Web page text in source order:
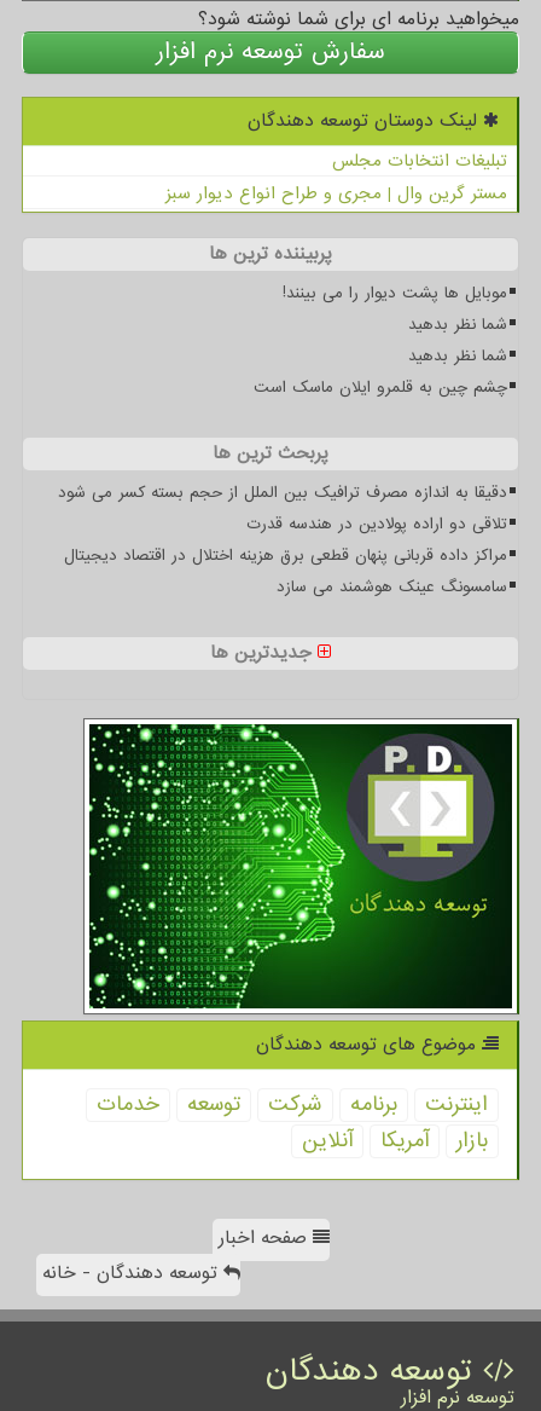
میخواهید برنامه ای برای شما نوشته شود؟
سفارش توسعه نرم افزار
لینک دوستان توسعه دهندگان
تبلیغات انتخابات مجلس
مستر گرین وال | مجری و طراح انواع دیوار سبز
پربیننده ترین ها
موبایل ها پشت دیوار را می بینند!
شما نظر بدهید
شما نظر بدهید
چشم چین به قلمرو ایلان ماسک است
پربحث ترین ها
دقیقا به اندازه مصرف ترافیک بین الملل از حجم بسته کسر می شود
تلاقی دو اراده پولادین در هندسه قدرت
مراکز داده قربانی پنهان قطعی برق هزینه اختلال در اقتصاد دیجیتال
سامسونگ عینک هوشمند می سازد
جدیدترین ها
موضوع های توسعه دهندگان
اینترنت برنامه شركت توسعه
خدمات
بازار
آمریكا آنلاین
صفحه اخبار
توسعه دهندگان - خانه
توسعه دهندگان
توسعه نرم افزار